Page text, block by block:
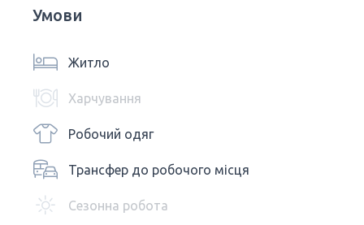
Умови
Житло
Харчування
Робочий одяг
Трансфер до робочого місця
Сезонна робота